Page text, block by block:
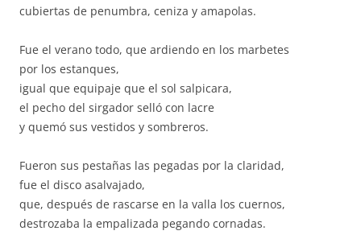
cubiertas de penumbra, ceniza y amapolas.
Fue el verano todo, que ardiendo en los marbetes
por los estanques,
igual que equipaje que el sol salpicara,
el pecho del sirgador selló con lacre
y quemó sus vestidos y sombreros.
Fueron sus pestañas las pegadas por la claridad,
fue el disco asalvajado,
que, después de rascarse en la valla los cuernos,
destrozaba la empalizada pegando cornadas.